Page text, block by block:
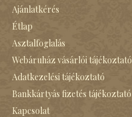
Ajánlatkérés
Étlap
Asztalfoglalás
Webáruház vásárlói tájékoztató
Adatkezelési tájékoztató
Bankkártyás fizetés tájékoztató
Kapcsolat